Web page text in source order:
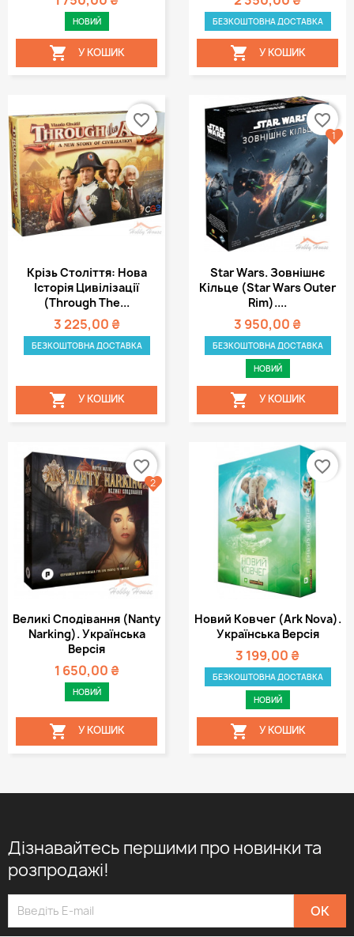
НОВИЙ
 У КОШИК
БЕЗКОШТОВНА ДОСТАВКА
 У КОШИК
Крізь Століття: Нова
Історія Цивілізації
(Through The...
3 225,00 ₴
БЕЗКОШТОВНА ДОСТАВКА
 У КОШИК
favorite_border
Star Wars. Зовнішнє
Кільце (Star Wars Outer
Rim)....
3 950,00 ₴
БЕЗКОШТОВНА ДОСТАВКА
НОВИЙ
 У КОШИК
favorite_border
1
Великі Сподівання (Nanty
Narking). Українська
Версія
1 650,00 ₴
НОВИЙ
 У КОШИК
favorite_border
2
Новий Ковчег (Ark Nova).
Українська Версія
3 199,00 ₴
БЕЗКОШТОВНА ДОСТАВКА
НОВИЙ
 У КОШИК
favorite_border
Дізнавайтесь першими про новинки та
розпродажі!